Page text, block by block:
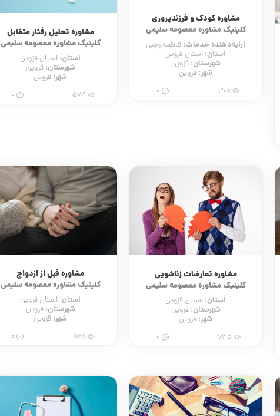
مشاوره کودک و فرزندپروری
کلینیک مشاوره معصومه سلیمی
ارایه‌دهنده خدمات: فاطمه رجبی
استان: استان قزوین
شهرستان:قزوین
شهر: قزوین
306
مشاوره تحلیل رفتار متقابل
کلینیک مشاوره معصومه سلیمی
استان: استان قزوین
شهرستان:قزوین
شهر: قزوین
574
مشاوره تعارضات زناشویی
کلینیک مشاوره معصومه سلیمی
استان: استان قزوین
شهرستان:قزوین
شهر: قزوین
735
مشاوره قبل از ازدواج
کلینیک مشاوره معصومه سلیمی
استان: استان قزوین
شهرستان:قزوین
شهر: قزوین
565